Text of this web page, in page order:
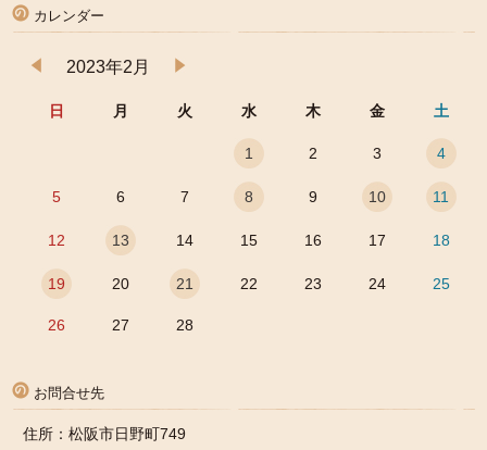
カレンダー
2023年2月
日 月 火 水 木 金 土
1 2 3 4
5 6 7 8 9 10 11
12 13 14 15 16 17 18
19 20 21 22 23 24 25
26 27 28
お問合せ先
住所：松阪市日野町749